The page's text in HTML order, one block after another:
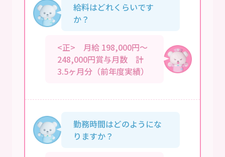
給料はどれくらいです
か？
<正> 月給 198,000円～
248,000円賞与月数 計
3.5ヶ月分（前年度実績）
勤務時間はどのようにな
りますか？